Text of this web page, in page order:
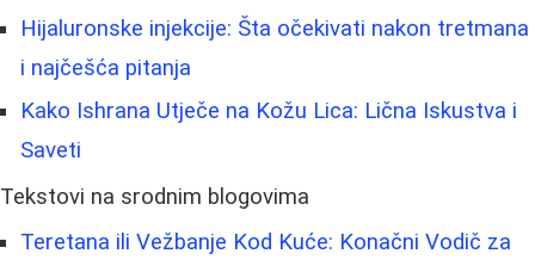
Hijaluronske injekcije: Šta očekivati nakon tretmana
i najčešća pitanja
Kako Ishrana Utječe na Kožu Lica: Lična Iskustva i
Saveti
Tekstovi na srodnim blogovima
Teretana ili Vežbanje Kod Kuće: Konačni Vodič za